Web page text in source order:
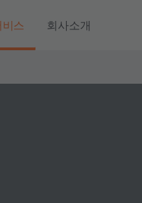
스 회사소개